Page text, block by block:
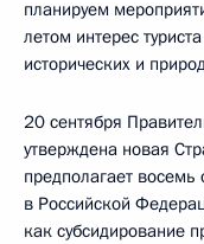
планируем
летом интерес
исторических и
20 сентября
утверждена новая
предполагает
в Российской
как субсидирование